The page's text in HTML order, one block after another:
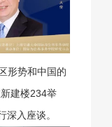
形势和中国的
建楼234举
入座谈。